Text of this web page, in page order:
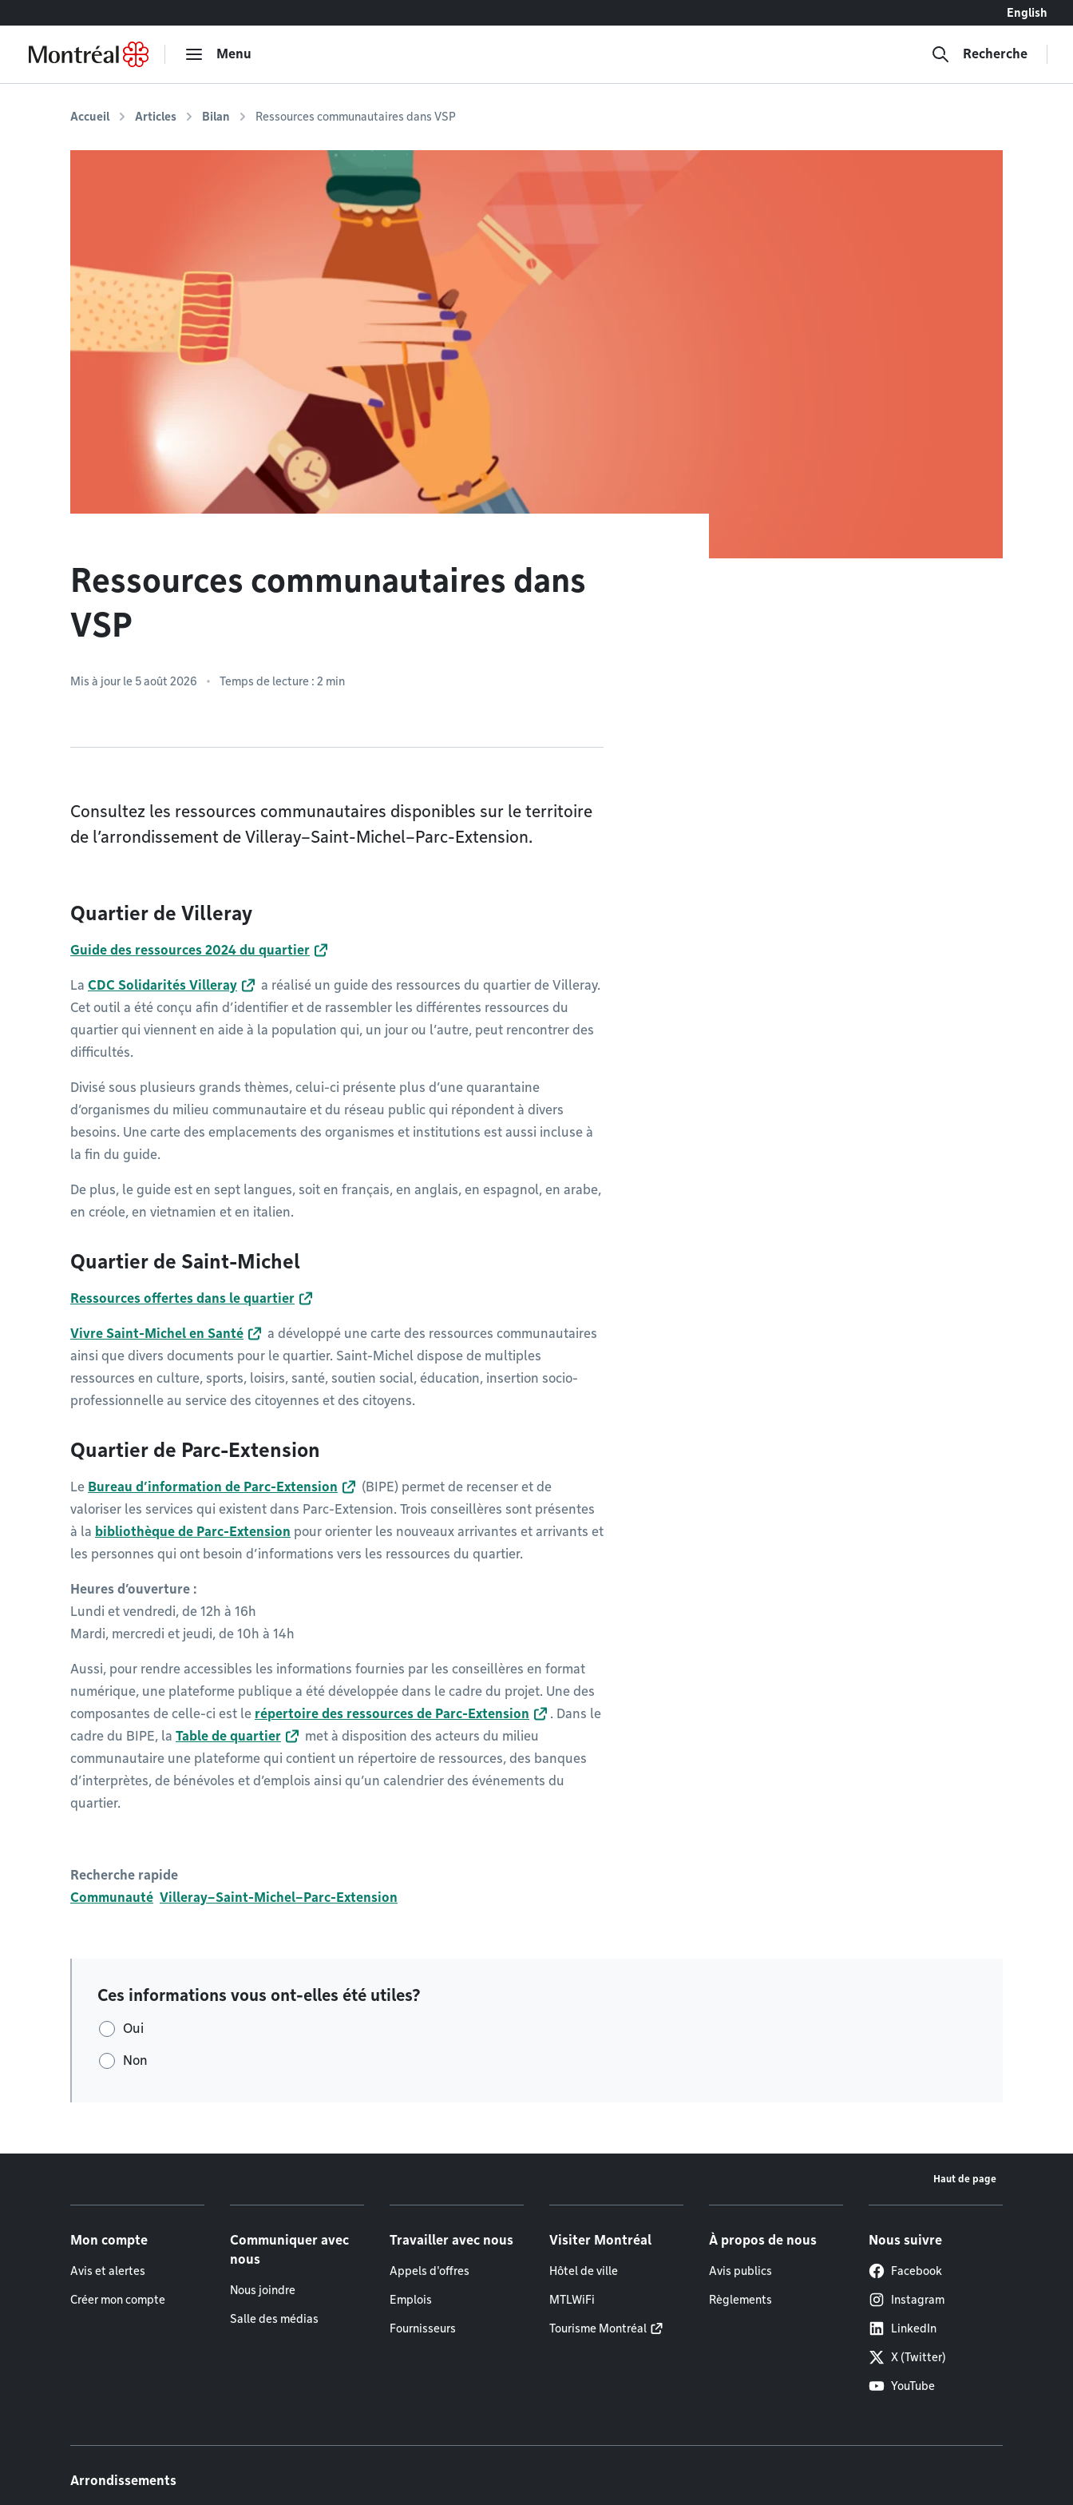
English
Menu Recherche
Accueil Articles Bilan Ressources communautaires dans VSP
Ressources communautaires dans
VSP
Mis à jour le 5 août 2026 Temps de lecture : 2 min
Consultez les ressources communautaires disponibles sur le territoire
de l’arrondissement de ​Villeray–Saint-Michel–Parc-Extension.
Quartier de Villeray
Guide des ressources 2024 du quartier
La CDC Solidarités Villeray
a réalisé un guide des ressources du quartier de Villeray.
Cet outil a été conçu afin d’identifier et de rassembler les différentes ressources du
quartier qui viennent en aide à la population qui, un jour ou l’autre, peut rencontrer des
difficultés.
Divisé sous plusieurs grands thèmes, celui-ci présente plus d’une quarantaine
d’organismes du milieu communautaire et du réseau public qui répondent à divers
besoins. Une carte des emplacements des organismes et institutions est aussi incluse à
la fin du guide.
De plus, le guide est en sept langues, soit en français, en anglais, en espagnol, en arabe,
en créole, en vietnamien et en italien.
Quartier de Saint-Michel
Ressources offertes dans le quartier
Vivre Saint-Michel en Santé
a développé une carte des ressources communautaires
ainsi que divers documents pour le quartier. Saint-Michel dispose de multiples
ressources en culture, sports, loisirs, santé, soutien social, éducation, insertion socio-
professionnelle au service des citoyennes et des citoyens.
Quartier de Parc-Extension
Le Bureau d’information de Parc-Extension
(BIPE) permet de recenser et de
valoriser les services qui existent dans Parc-Extension. Trois conseillères sont présentes
à la bibliothèque de Parc-Extension pour orienter les nouveaux arrivantes et arrivants et
les personnes qui ont besoin d’informations vers les ressources du quartier.
Heures d’ouverture :
Lundi et vendredi, de 12h à 16h
Mardi, mercredi et jeudi, de 10h à 14h
Aussi, pour rendre accessibles les informations fournies par les conseillères en format
numérique, une plateforme publique a été développée dans le cadre du projet. Une des
composantes de celle-ci est le répertoire des ressources de Parc-Extension
. Dans le
cadre du BIPE, la Table de quartier
met à disposition des acteurs du milieu
communautaire une plateforme qui contient un répertoire de ressources, des banques
d’interprètes, de bénévoles et d’emplois ainsi qu’un calendrier des événements du
quartier.
Recherche rapide
Communauté Villeray–Saint-Michel–Parc-Extension
Ces informations vous ont-elles été utiles?
Oui
Non
Haut de page
Mon compte
Avis et alertes
Créer mon compte
Communiquer avec
nous
Nous joindre
Salle des médias
Travailler avec nous
Appels d'offres
Emplois
Fournisseurs
Visiter Montréal
Hôtel de ville
MTLWiFi
Tourisme Montréal
À propos de nous
Avis publics
Règlements
Nous suivre
Facebook
Instagram
LinkedIn
X (Twitter)
YouTube
Arrondissements